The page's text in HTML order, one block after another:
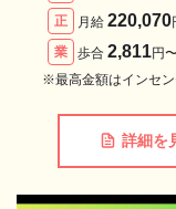
正
月給 220,070
業
歩合 2,811円
※最高金額はインセ
詳細を